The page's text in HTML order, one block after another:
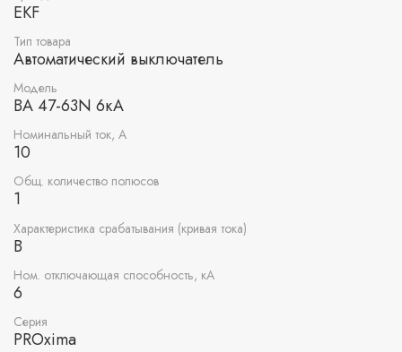
EKF
Тип товара
Автоматический выключатель
Модель
ВА 47-63N 6кА
Номинальный ток, А
10
Общ. количество полюсов
1
Характеристика срабатывания (кривая тока)
B
Ном. отключающая способность, кА
6
Серия
PROxima